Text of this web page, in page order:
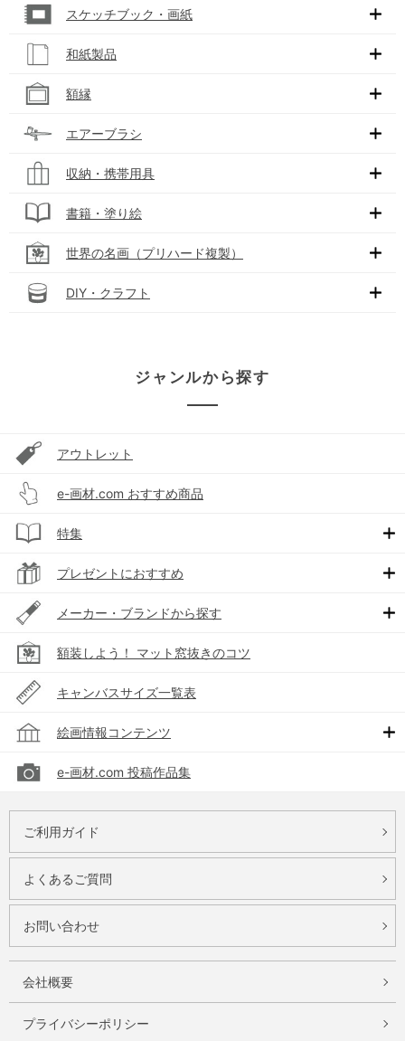
スケッチブック・画紙
和紙製品
額縁
エアーブラシ
収納・携帯用具
書籍・塗り絵
世界の名画（プリハード複製）
DIY・クラフト
ジャンルから探す
アウトレット
e-画材.com おすすめ商品
特集
プレゼントにおすすめ
メーカー・ブランドから探す
額装しよう！ マット窓抜きのコツ
キャンバスサイズ一覧表
絵画情報コンテンツ
e-画材.com 投稿作品集
ご利用ガイド
よくあるご質問
お問い合わせ
会社概要
プライバシーポリシー